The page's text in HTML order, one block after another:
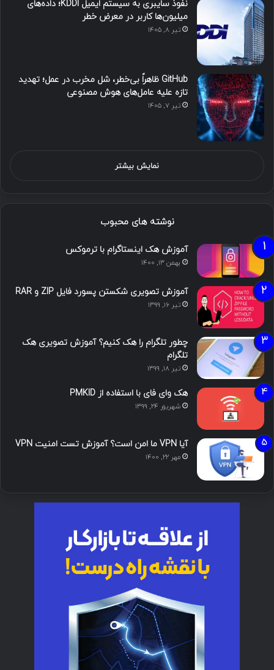
نفوذ سایبری به سیستم ایمیل KDDI؛ داده‌های
میلیون‌ها کاربر در معرض خطر
تیر ۸, ۱۴۰۵
GitHub ظاهراً بی‌خطر، شل مخرب در عمل؛ تهدید
تازه علیه عامل‌های هوش مصنوعی
تیر ۷, ۱۴۰۵
نمایش بیشتر
نوشته های محبوب
آموزش هک اینستاگرام با ترموکس
بهمن ۱۳, ۱۴۰۰
آموزش تصویری شکستن پسورد فایل ZIP و RAR
تیر ۱۶, ۱۳۹۹
چطور تلگرام را هک کنیم؟ آموزش تصویری هک
تلگرام
تیر ۱۸, ۱۳۹۹
هک وای فای با استفاده از PMKID
شهریور ۲۴, ۱۳۹۹
آیا VPN ما امن است؟ آموزش تست امنیت VPN
مهر ۲۲, ۱۴۰۰